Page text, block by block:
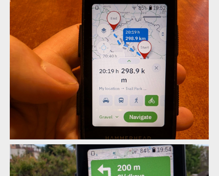
Mapy.com na Hammerhead Karoo
Mapy.com na Hammerhead Karoo
Mapy.com na Hammerhead Karoo